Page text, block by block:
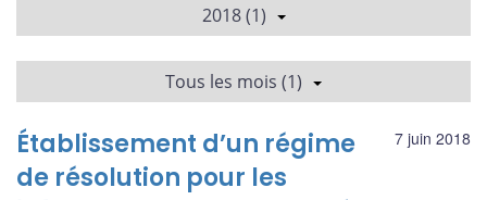
2018 (1)
Tous les mois (1)
7 juin 2018
Établissement d’un régime
de résolution pour les